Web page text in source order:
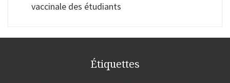
vaccinale des étudiants
Étiquettes